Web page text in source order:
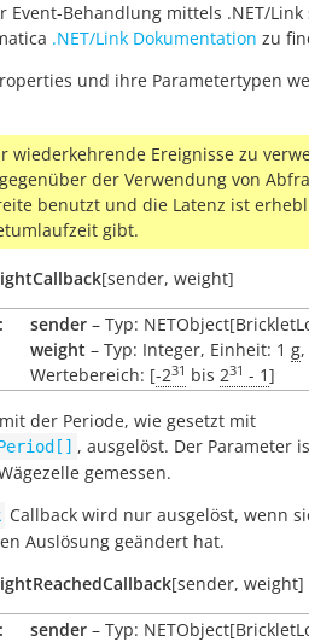
Behandlung mittels .NET/
.NET/Link Dokumentation zu
und ihre Parametertypen
wiederkehrende Ereignisse zu
der Verwendung von
benutzt und die Latenz ist
gibt.
[sender, weight]
sender – Typ:
weight – Typ: Integer, Einheit: 1 g,
Wertebereich: [-231 bis 231 - 1]
der Periode, wie gesetzt mit
, ausgelöst. Der Parameter
gemessen.
Callback wird nur ausgelöst, wenn
Auslösung geändert hat.
[sender, weight]
sender – Typ: